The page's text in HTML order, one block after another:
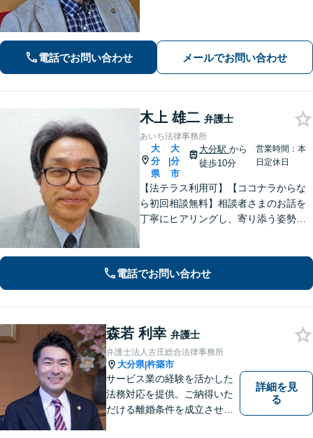
す。どうぞお気軽にお話しください。
【休日面談可】
電話でお問い合わせ メールでお問い合わせ
木上 雄二 弁護士
あいち法律事務所
大
分
県
|
大
分
市
大分駅 から
徒歩10分
営業時間：本
日定休日
【法テラス利用可】【ココナラからな
ら初回相談無料】相談者さまのお話を
丁寧にヒアリングし、寄り添う姿勢を
ような結果となるよう、誠心誠意尽く
電話でお問い合わせ
森若 利幸 弁護士
弁護士法人古庄総合法律事務所
大分県|杵築市
サービス業の経験を活かした
法務対応を提供。ご納得いた
だける離婚条件を成立させる
詳細を見
る